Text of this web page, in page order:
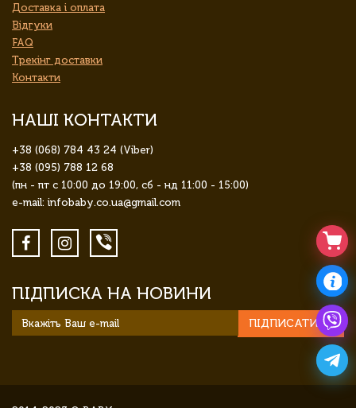
Доставка і оплата
Відгуки
FAQ
Трекінг доставки
Контакти
НАШІ КОНТАКТИ
+38 (068) 784 43 24 (Viber)
+38 (095) 788 12 68
(пн - пт с 10:00 до 19:00, сб - нд 11:00 - 15:00)
e-mail: infobaby.co.ua@gmail.com
ПІДПИСКА НА НОВИНИ
ПІДПИСАТИСЯ